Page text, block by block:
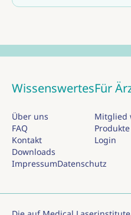
Wissenswertes
Über uns
FAQ
Kontakt
Downloads
Für
Mitglied
Produkte
Login
ImpressumDatenschutz